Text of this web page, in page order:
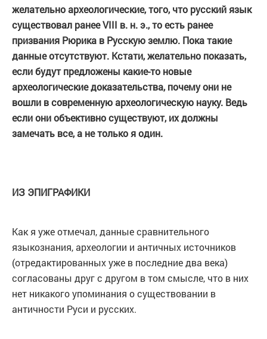
желательно археологические, того, что русский язык
существовал ранее VIII в. н. э., то есть ранее
призвания Рюрика в Русскую землю. Пока такие
данные отсутствуют. Кстати, желательно показать,
если будут предложены какие-то новые
археологические доказательства, почему они не
вошли в современную археологическую науку. Ведь
если они объективно существуют, их должны
замечать все, а не только я один.
ИЗ ЭПИГРАФИКИ
Как я уже отмечал, данные сравнительного
языкознания, археологии и античных источников
(отредактированных уже в последние два века)
согласованы друг с другом в том смысле, что в них
нет никакого упоминания о существовании в
античности Руси и русских.